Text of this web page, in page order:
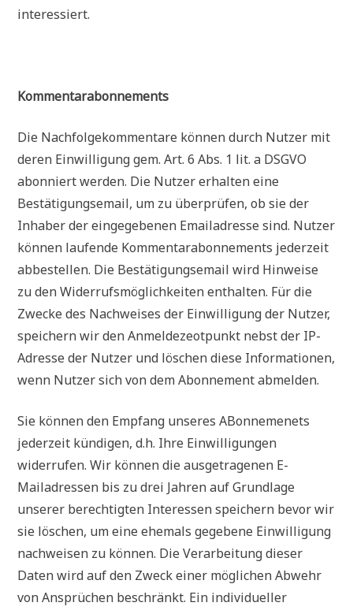
interessiert.
Kommentarabonnements
Die Nachfolgekommentare können durch Nutzer mit
deren Einwilligung gem. Art. 6 Abs. 1 lit. a DSGVO
abonniert werden. Die Nutzer erhalten eine
Bestätigungsemail, um zu überprüfen, ob sie der
Inhaber der eingegebenen Emailadresse sind. Nutzer
können laufende Kommentarabonnements jederzeit
abbestellen. Die Bestätigungsemail wird Hinweise
zu den Widerrufsmöglichkeiten enthalten. Für die
Zwecke des Nachweises der Einwilligung der Nutzer,
speichern wir den Anmeldezeotpunkt nebst der IP-
Adresse der Nutzer und löschen diese Informationen,
wenn Nutzer sich von dem Abonnement abmelden.
Sie können den Empfang unseres ABonnemenets
jederzeit kündigen, d.h. Ihre Einwilligungen
widerrufen. Wir können die ausgetragenen E-
Mailadressen bis zu drei Jahren auf Grundlage
unserer berechtigten Interessen speichern bevor wir
sie löschen, um eine ehemals gegebene Einwilligung
nachweisen zu können. Die Verarbeitung dieser
Daten wird auf den Zweck einer möglichen Abwehr
von Ansprüchen beschränkt. Ein individueller